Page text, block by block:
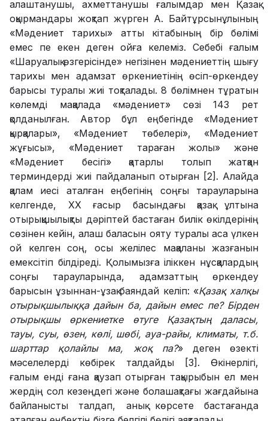
алаштанушы, ахметтанушы ғалымдар мен Қазақ
оқырмандары жоқтап жүрген А. Байтұрсынұлының
«Мәдениет тарихы» атты кітабының бір бөлімі
емес пе екен деген ойға келеміз. Себебі ғалым
«Шаруалық өзгерісінде» негізінен мәдениеттің шығу
тарихы мен адамзат өркениетінің өсіп-өркендеу
барысы туралы жиі тоқталады. 8 бөлімнен тұратын
көлемді мақалада «мәдениет» сөзі 143 рет
қолданылған. Автор бұл еңбегінде «Мәдениет
қырқалары», «Мәдениет төбелері», «Мәдениет
жұғысы», «Мәдениет тараған жолы» және
«Мәдениет бесігі» қатарлы толып жатқан
терминдерді жиі пайдаланып отырған [2]. Алайда
қалам иесі аталған еңбегінің соңғы тарауларына
келгенде, ХХ ғасыр басындағы қазақ ұлтына
отырықшылықты дәріптей бастаған билік өкілдерінің
сөзінен кейін, алаш баласын ояту туралы аса үлкен
ой келген соң, осы желілес мақаланы жазғанын
емексітіп білдіреді. Қолымызға іліккен нұсқалардың
соңғы тарауларында, адамзаттың өркендеу
барысын ұзыннан-ұзақ баяндай келіп: «Қазақ халқы
отырықшылыққа дайын ба, дайын емес пе? Бірден
отырықшы өркениетке өтуге Қазақтың даласы,
тауы, суы, өзен, көлі, шөбі, ауа-райы, климаты, т.б.
шарттар қолайлы ма, жоқ па?» деген өзекті
мәселелерді көбірек талдайды [3]. Өкінерлігі,
ғалым енді ғана қаузап отырған тақырыбын ел мен
жердің сол кезеңдегі және болашақтағы жағдайына
байланысты талдап, анық көрсете бастағанда